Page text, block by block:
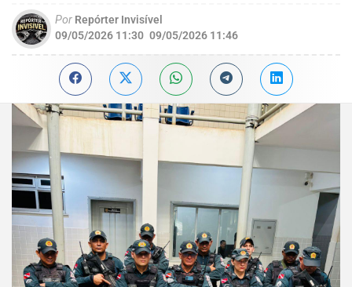
Por Repórter Invisível
09/05/2026 11:30 09/05/2026 11:46